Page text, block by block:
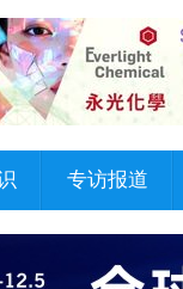
专访报道